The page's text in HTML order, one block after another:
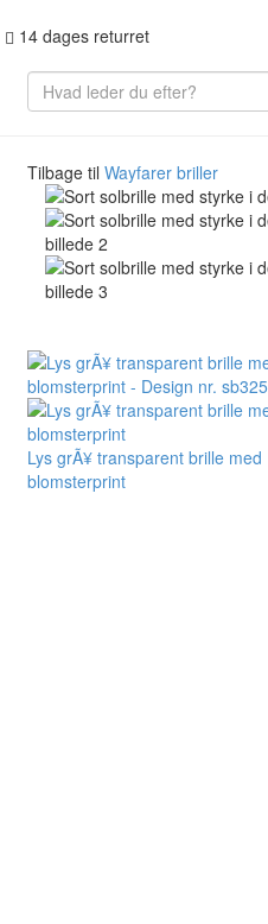
14 dages returret
Tilbage til Wayfarer briller
Lys grÃ¥ transparent brille med
blomsterprint